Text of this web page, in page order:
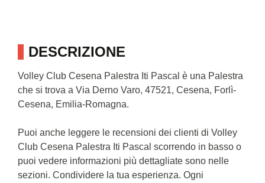
DESCRIZIONE
Volley Club Cesena Palestra Iti Pascal è una Palestra
che si trova a Via Derno Varo, 47521, Cesena, Forlì-
Cesena, Emilia-Romagna.
Puoi anche leggere le recensioni dei clienti di Volley
Club Cesena Palestra Iti Pascal scorrendo in basso o
puoi vedere informazioni più dettagliate sono nelle
sezioni. Condividere la tua esperienza. Ogni